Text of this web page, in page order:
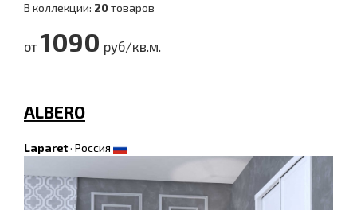
В коллекции: 20товаров
от 1090 руб/кв.м.
ALBERO
Laparet· Россия